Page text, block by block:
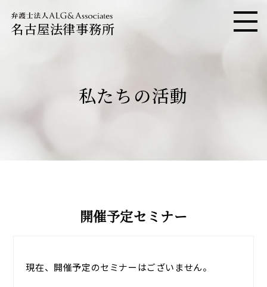
名古屋法律事務所
私たちの活動
開催予定セミナー
現在、開催予定のセミナーはございません。